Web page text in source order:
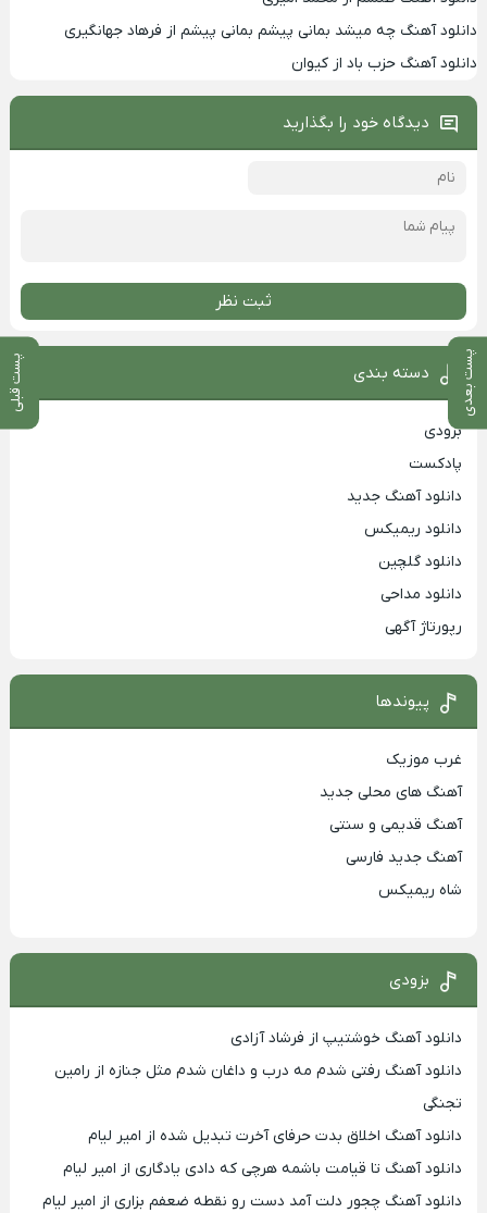
پست بعدی پست قبلی
دانلود آهنگ چه میشد بمانی پیشم بمانی پیشم از فرهاد جهانگیری
دانلود آهنگ حزب باد از کیوان
دیدگاه خود را بگذارید
ثبت نظر
دسته بندی
بزودی
پادکست
دانلود آهنگ جدید
دانلود ریمیکس
دانلود گلچین
دانلود مداحی
رپورتاژ آگهی
پیوندها
غرب موزیک
آهنگ های محلی جدید
آهنگ قدیمی و سنتی
آهنگ جدید فارسی
شاه ریمیکس
بزودی
دانلود آهنگ خوشتیپ از فرشاد آزادی
دانلود آهنگ رفتی شدم مه درب و داغان شدم مثل جنازه از رامین
تجنگی
دانلود آهنگ اخلاق بدت حرفای آخرت تبدیل شده از امیر لیام
دانلود آهنگ تا قیامت باشمه هرچی که دادی یادگاری از امیر لیام
دانلود آهنگ چجور دلت آمد دست رو نقطه ضعفم بزاری از امیر لیام